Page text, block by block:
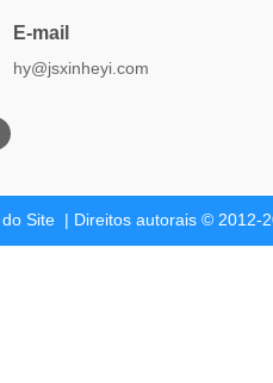
E-mail
hy@jsxinheyi.com
Site| Direitos autorais © 2012-